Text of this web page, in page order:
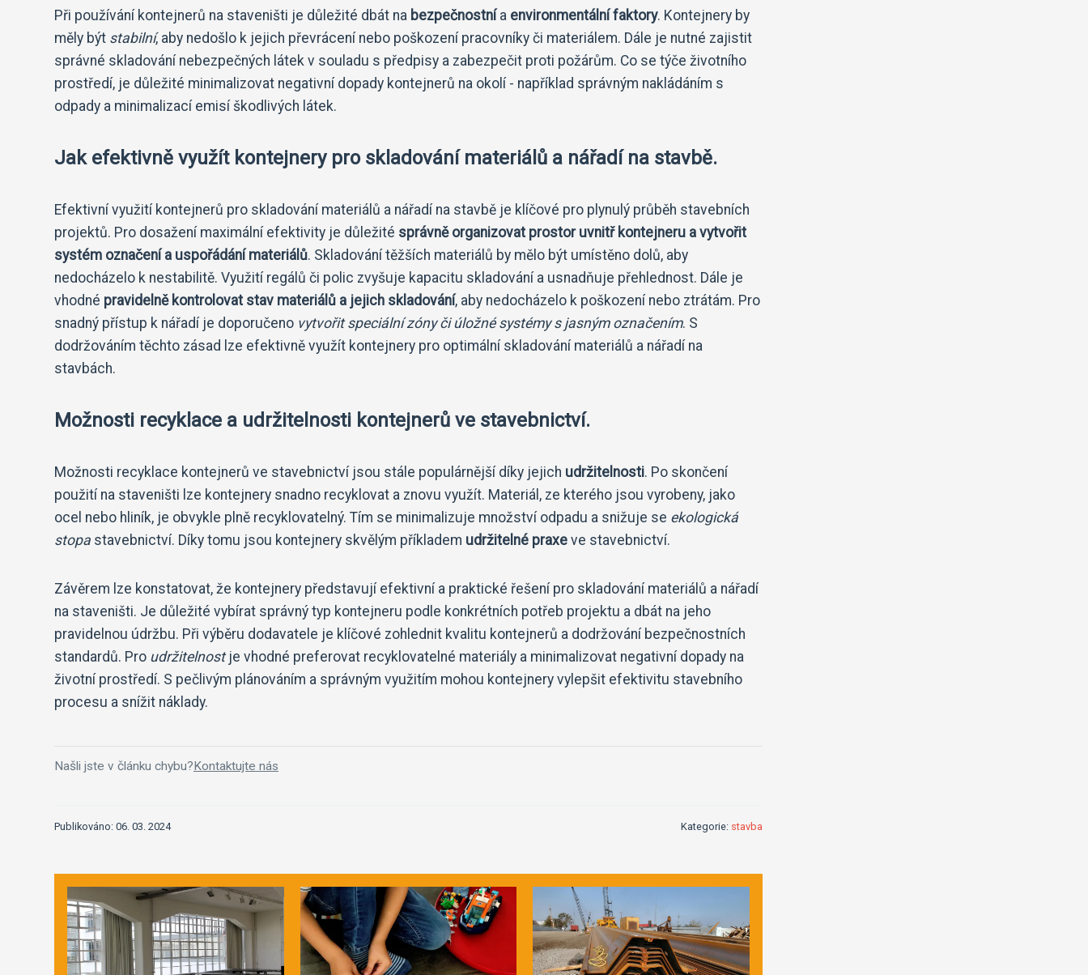
Při používání kontejnerů na staveništi je důležité dbát na bezpečnostnía environmentální faktory. Kontejnery by
měly být stabilní, aby nedošlo k jejich převrácení nebo poškození pracovníky či materiálem. Dále je nutné zajistit
správné skladování nebezpečných látek v souladu s předpisy a zabezpečit proti požárům. Co se týče životního
prostředí, je důležité minimalizovat negativní dopady kontejnerů na okolí - například správným nakládáním s
odpady a minimalizací emisí škodlivých látek.
Jak efektivně využít kontejnery pro skladování materiálů a nářadí na stavbě.
Efektivní využití kontejnerů pro skladování materiálů a nářadí na stavbě je klíčové pro plynulý průběh stavebních
projektů. Pro dosažení maximální efektivity je důležité správně organizovat prostor uvnitř kontejneru a vytvořit
systém označení a uspořádání materiálů. Skladování těžších materiálů by mělo být umístěno dolů, aby
nedocházelo k nestabilitě. Využití regálů či polic zvyšuje kapacitu skladování a usnadňuje přehlednost. Dále je
vhodné pravidelně kontrolovat stav materiálů a jejich skladování, aby nedocházelo k poškození nebo ztrátám. Pro
snadný přístup k nářadí je doporučeno vytvořit speciální zóny či úložné systémy s jasným označením. S
dodržováním těchto zásad lze efektivně využít kontejnery pro optimální skladování materiálů a nářadí na
stavbách.
Možnosti recyklace a udržitelnosti kontejnerů ve stavebnictví.
Možnosti recyklace kontejnerů ve stavebnictví jsou stále populárnější díky jejich udržitelnosti. Po skončení
použití na staveništi lze kontejnery snadno recyklovat a znovu využít. Materiál, ze kterého jsou vyrobeny, jako
ocel nebo hliník, je obvykle plně recyklovatelný. Tím se minimalizuje množství odpadu a snižuje se ekologická
stopa stavebnictví. Díky tomu jsou kontejnery skvělým příkladem udržitelné praxe ve stavebnictví.
Závěrem lze konstatovat, že kontejnery představují efektivní a praktické řešení pro skladování materiálů a nářadí
na staveništi. Je důležité vybírat správný typ kontejneru podle konkrétních potřeb projektu a dbát na jeho
pravidelnou údržbu. Při výběru dodavatele je klíčové zohlednit kvalitu kontejnerů a dodržování bezpečnostních
standardů. Pro udržitelnostje vhodné preferovat recyklovatelné materiály a minimalizovat negativní dopady na
životní prostředí. S pečlivým plánováním a správným využitím mohou kontejnery vylepšit efektivitu stavebního
procesu a snížit náklady.
Našli jste v článku chybu?Kontaktujte nás
Publikováno: 06. 03. 2024 Kategorie: stavba